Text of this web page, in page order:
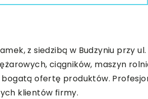
z siedzibą w Budzyniu przy ul.
ciągników, maszyn
ofertę produktów.
klientów firmy.